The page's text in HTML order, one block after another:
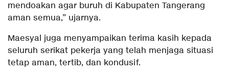
mendoakan agar buruh di Kabupaten Tangerang
aman semua,” ujarnya.
Maesyal juga menyampaikan terima kasih kepada
seluruh serikat pekerja yang telah menjaga situasi
tetap aman, tertib, dan kondusif.